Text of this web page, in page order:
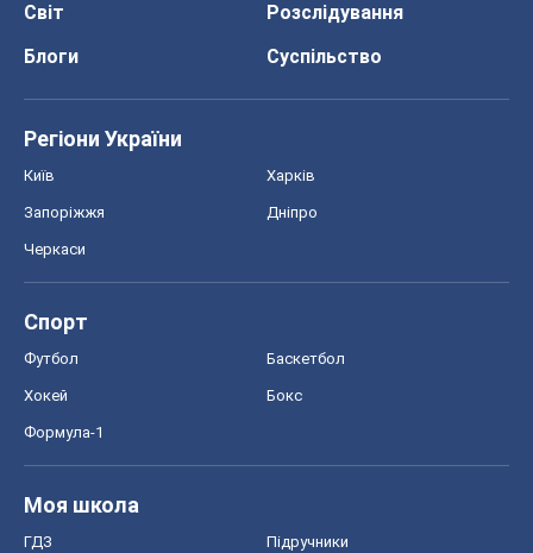
Світ
Розслідування
Блоги
Суспільство
Регіони України
Київ Харків
Запоріжжя Дніпро
Черкаси
Спорт
Футбол Баскетбол
Хокей Бокс
Формула-1
Моя школа
ГДЗ Підручники